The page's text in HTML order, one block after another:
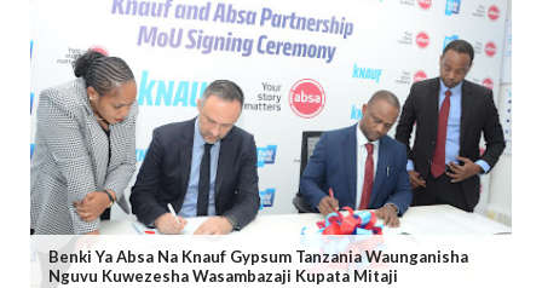
Benki Ya Absa Na Knauf Gypsum Tanzania Waunganisha
Nguvu Kuwezesha Wasambazaji Kupata Mitaji